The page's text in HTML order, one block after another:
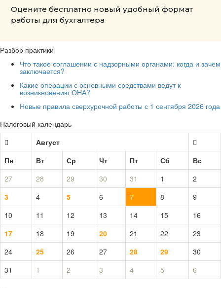
Оцените бесплатно новый удобный формат
работы для бухгалтера
Разбор практики
Что такое соглашении с надзорными органами: когда и зачем
заключается?
Какие операции с основными средствами ведут к
возникновению ОНА?
Новые правила сверхурочной работы с 1 сентября 2026 года
Налоговый календарь
Август
Пн
Вт Ср Чт Пт Сб
Вс
27
28 29 30 31 1
2
3
4 5 6 7 8
9
10
11 12 13 14 15
16
17
18 19 20 21 22
23
24
25 26 27 28 29
30
31
1 2 3 4 5 6